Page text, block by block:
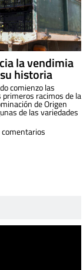
la vendimia
historia
comienzo las
primeros racimos de la
de Origen
de las variedades
comentarios